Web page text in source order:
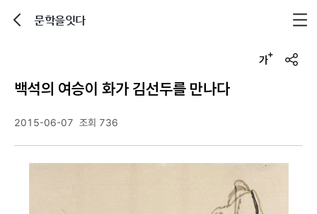
문학을잇다
u
백석의 여승이 화가 김선두를 만나다
2015-06-07 조회 736